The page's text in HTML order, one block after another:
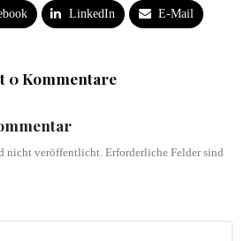
LinkedIn E-Mail
0 Kommentare
nicht veröffentlicht. Erforderliche Felder sind